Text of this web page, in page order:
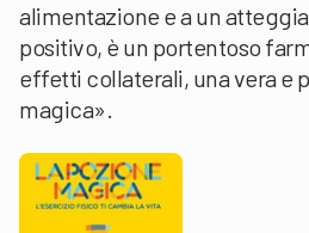
alimentazione e a un
positivo, è un portentoso
effetti collaterali, una vera e
magica».